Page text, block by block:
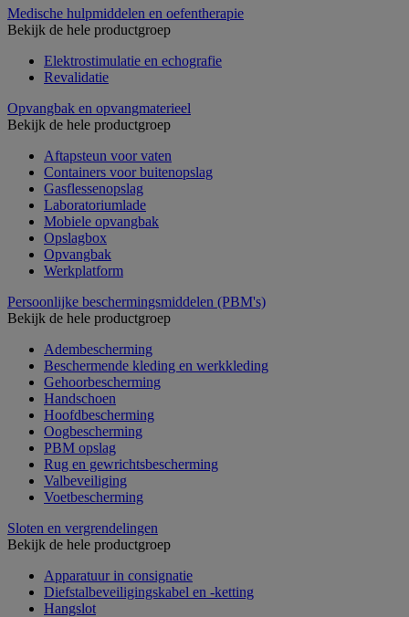
Medische hulpmiddelen en oefentherapie
Bekijk de hele productgroep
Elektrostimulatie en echografie
Revalidatie
Opvangbak en opvangmaterieel
Bekijk de hele productgroep
Aftapsteun voor vaten
Containers voor buitenopslag
Gasflessenopslag
Laboratoriumlade
Mobiele opvangbak
Opslagbox
Opvangbak
Werkplatform
Persoonlijke beschermingsmiddelen (PBM's)
Bekijk de hele productgroep
Adembescherming
Beschermende kleding en werkkleding
Gehoorbescherming
Handschoen
Hoofdbescherming
Oogbescherming
PBM opslag
Rug en gewrichtsbescherming
Valbeveiliging
Voetbescherming
Sloten en vergrendelingen
Bekijk de hele productgroep
Apparatuur in consignatie
Diefstalbeveiligingskabel en -ketting
Hangslot